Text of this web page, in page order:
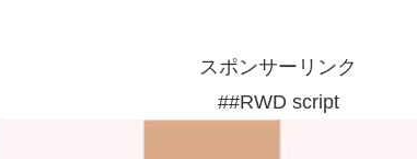
スポンサーリンク
##RWD script